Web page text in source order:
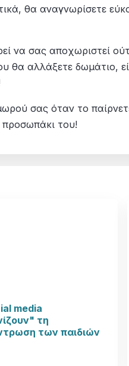
θα αναγνωρίσετε
να σας αποχωριστεί
θα αλλάξετε δωμάτιο,
σας όταν το
του!
media
τη
των παιδιών